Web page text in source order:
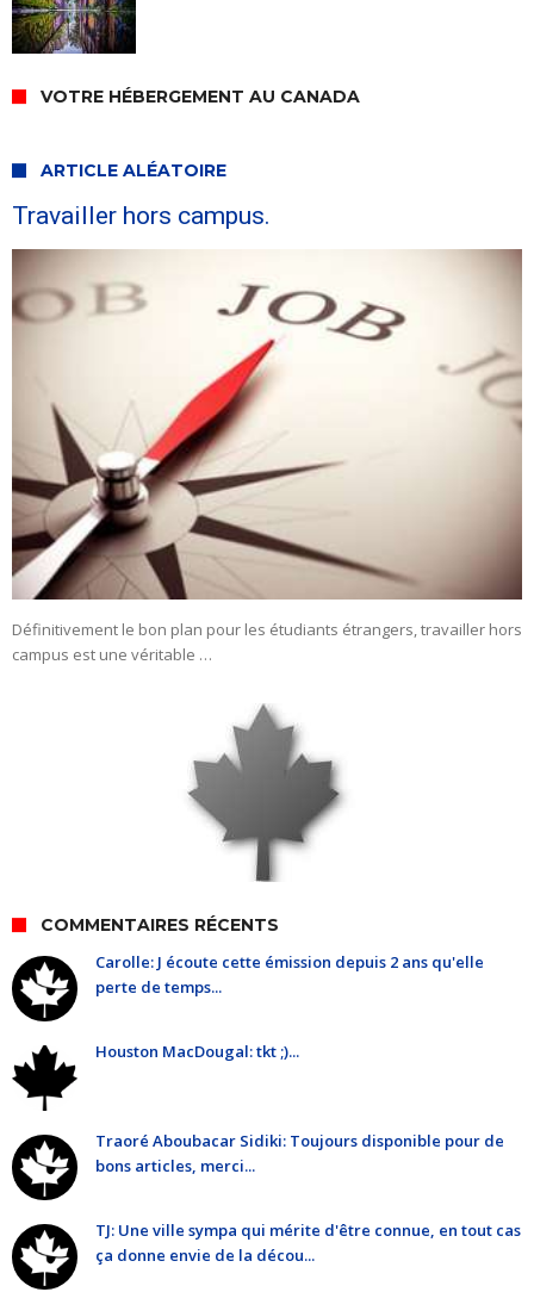
VOTRE HÉBERGEMENT AU CANADA
ARTICLE ALÉATOIRE
Travailler hors campus.
Définitivement le bon plan pour les étudiants étrangers, travailler hors
campus est une véritable …
COMMENTAIRES RÉCENTS
Carolle: J écoute cette émission depuis 2 ans qu'elle
perte de temps...
Houston MacDougal: tkt ;)...
Traoré Aboubacar Sidiki: Toujours disponible pour de
bons articles, merci...
TJ: Une ville sympa qui mérite d'être connue, en tout cas
ça donne envie de la décou...